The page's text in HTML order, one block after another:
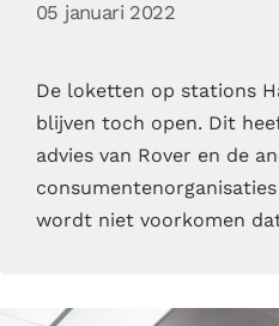
05 januari 2022
De loketten op stations
blijven toch open. Dit
advies van Rover en de
wordt niet voorkomen